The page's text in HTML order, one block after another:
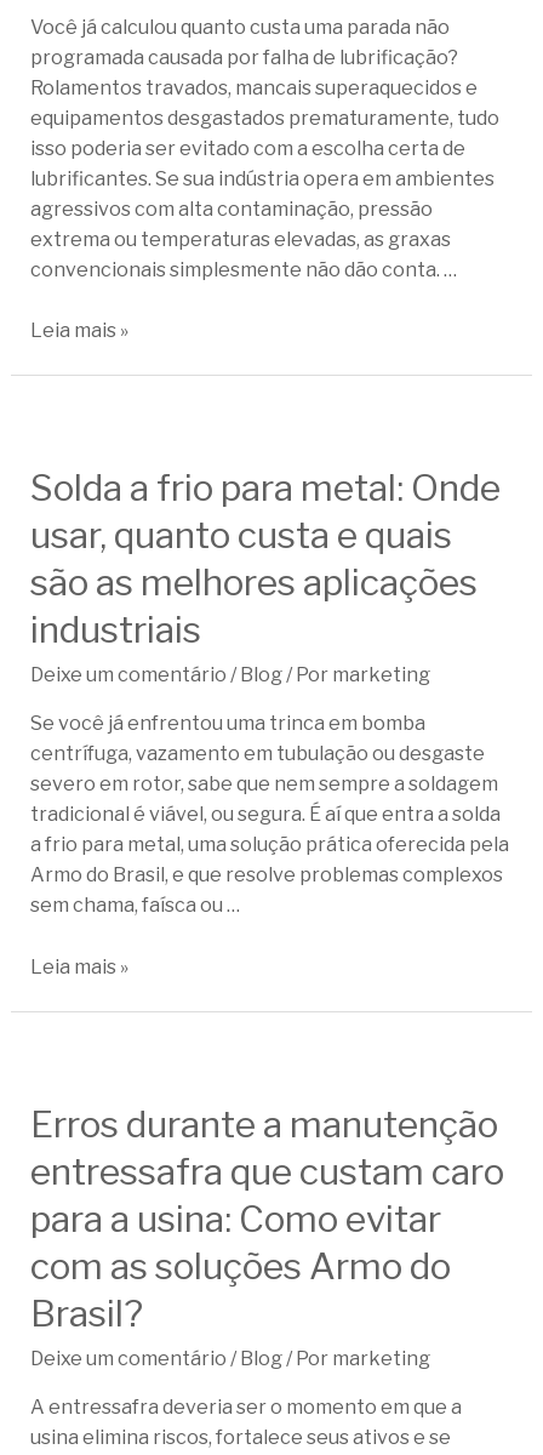
Você já calculou quanto custa uma parada não
programada causada por falha de lubrificação?
Rolamentos travados, mancais superaquecidos e
equipamentos desgastados prematuramente, tudo
isso poderia ser evitado com a escolha certa de
lubrificantes. Se sua indústria opera em ambientes
agressivos com alta contaminação, pressão
extrema ou temperaturas elevadas, as graxas
convencionais simplesmente não dão conta. …
Leia mais »
Solda a frio para metal: Onde
usar, quanto custa e quais
são as melhores aplicações
industriais
Deixe um comentário / Blog/ Por marketing
Se você já enfrentou uma trinca em bomba
centrífuga, vazamento em tubulação ou desgaste
severo em rotor, sabe que nem sempre a soldagem
tradicional é viável, ou segura. É aí que entra a solda
a frio para metal, uma solução prática oferecida pela
Armo do Brasil, e que resolve problemas complexos
sem chama, faísca ou …
Leia mais »
Erros durante a manutenção
entressafra que custam caro
para a usina: Como evitar
com as soluções Armo do
Brasil?
Deixe um comentário /Blog/ Por marketing
A entressafra deveria ser o momento em que a
usina elimina riscos, fortalece seus ativos e se